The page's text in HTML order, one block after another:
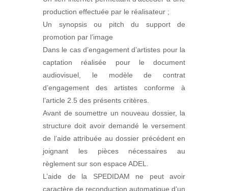
production effectuée par le réalisateur ;
Un synopsis ou pitch du support de
promotion par l’image
Dans le cas d’engagement d’artistes pour la
captation réalisée pour le document
audiovisuel, le modèle de contrat
d’engagement des artistes conforme à
l’article 2.5 des présents critères.
Avant de soumettre un nouveau dossier, la
structure doit avoir demandé le versement
de l’aide attribuée au dossier précédent en
joignant les pièces nécessaires au
règlement sur son espace ADEL.
L’aide de la SPEDIDAM ne peut avoir
caractère de reconduction automatique d’un